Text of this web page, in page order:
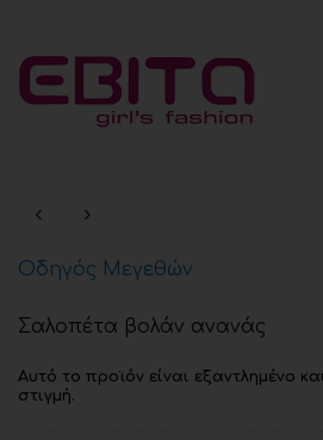
Οδηγός Μεγεθών
Σαλοπέτα βολάν ανανάς
Αυτό το προϊόν είναι εξαντλημένο
στιγμή.